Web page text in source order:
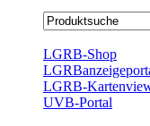
LGRB-Shop
LGRB-
UVB-Portal